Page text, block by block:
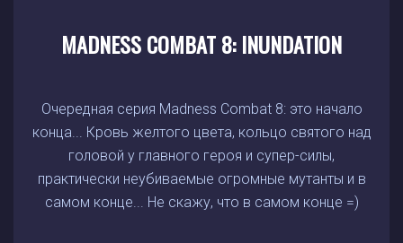
MADNESS COMBAT 8: INUNDATION
Очередная серия Madness Combat 8: это начало
конца... Кровь желтого цвета, кольцо святого над
головой у главного героя и супер-силы,
практически неубиваемые огромные мутанты и в
самом конце... Не скажу, что в самом конце =)